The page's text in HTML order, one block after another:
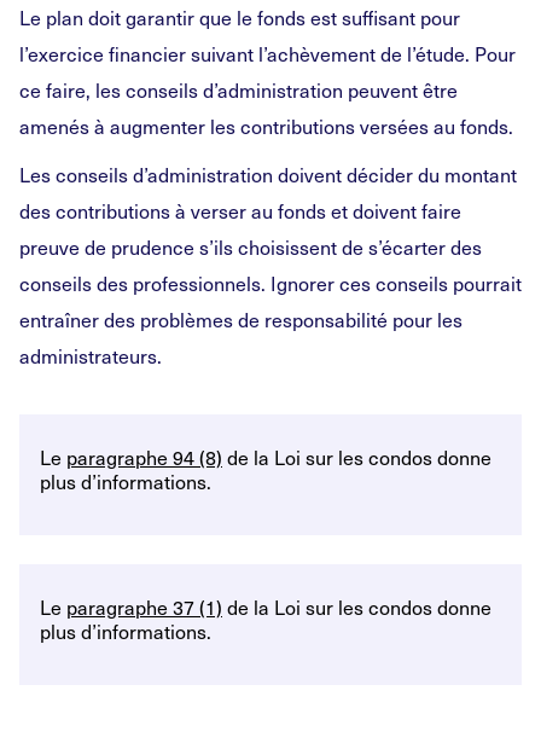
Le plan doit garantir que le fonds est suffisant pour
l’exercice financier suivant l’achèvement de l’étude. Pour
ce faire, les conseils d’administration peuvent être
amenés à augmenter les contributions versées au fonds.
Les conseils d’administration doivent décider du montant
des contributions à verser au fonds et doivent faire
preuve de prudence s’ils choisissent de s’écarter des
conseils des professionnels. Ignorer ces conseils pourrait
entraîner des problèmes de responsabilité pour les
administrateurs.
Le paragraphe 94 (8) de la Loi sur les condos donne
plus d’informations.
Le paragraphe 37 (1) de la Loi sur les condos donne
plus d’informations.